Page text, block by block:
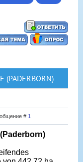
(PADERBORN)
# 1